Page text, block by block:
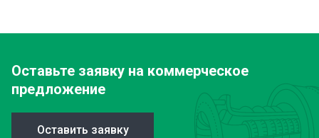
Оставьте заявку на коммерческое
предложение
Оставить заявку